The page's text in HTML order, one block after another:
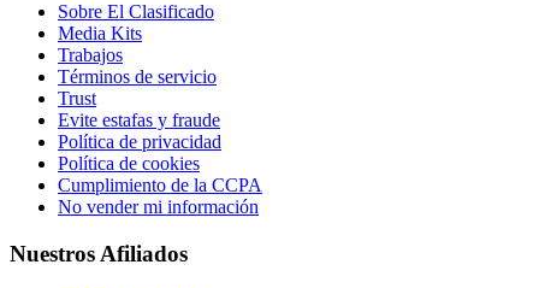
Sobre El Clasificado
Media Kits
Trabajos
Términos de servicio
Trust
Evite estafas y fraude
Política de privacidad
Política de cookies
Cumplimiento de la CCPA
No vender mi información
Nuestros Afiliados